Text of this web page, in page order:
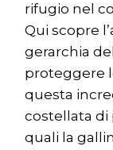
rifugio nel
Qui scopre
gerarchia
proteggere
questa
costellata di
quali la